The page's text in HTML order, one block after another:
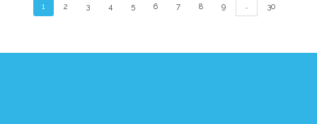
1 2 3 4 5 6 7 8 9 30